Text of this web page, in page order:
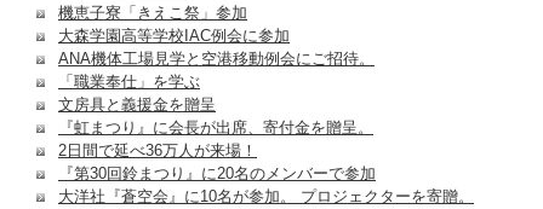
機恵子寮「きえこ祭」参加
大森学園高等学校IAC例会に参加
ANA機体工場見学と空港移動例会にご招待。
「職業奉仕」を学ぶ
文房具と義援金を贈呈
『虹まつり』に会長が出席、寄付金を贈呈。
2日間で延べ36万人が来場！
『第30回鈴まつり』に20名のメンバーで参加
大洋社『蒼空会』に10名が参加。 プロジェクターを寄贈。